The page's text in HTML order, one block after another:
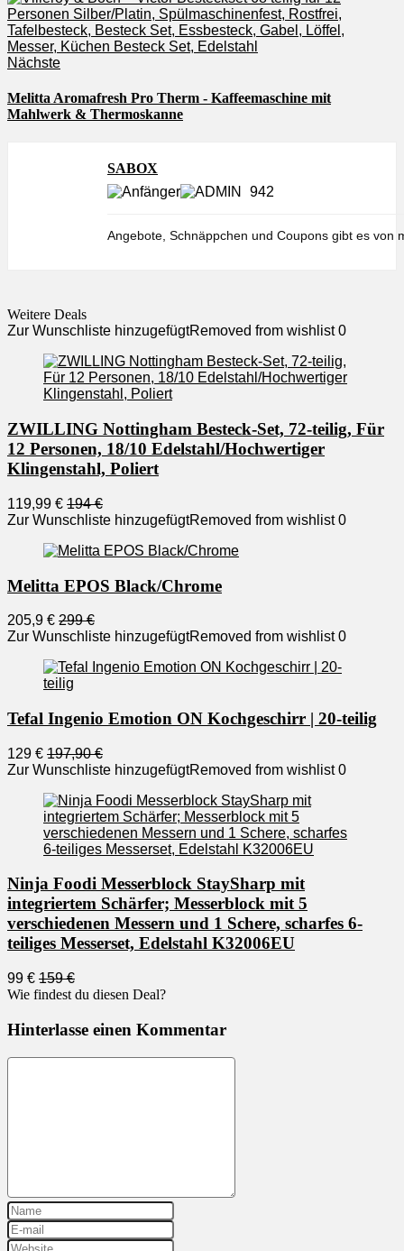
Nächste
Melitta Aromafresh Pro Therm - Kaffeemaschine mit
Mahlwerk & Thermoskanne
SABOX
942
Angebote, Schnäppchen und Coupons gibt es von
Weitere Deals
Zur Wunschliste hinzugefügtRemoved from wishlist 0
ZWILLING Nottingham Besteck-Set, 72-teilig, Für
12 Personen, 18/10 Edelstahl/Hochwertiger
Klingenstahl, Poliert
119,99 € 194 €
Zur Wunschliste hinzugefügtRemoved from wishlist 0
Melitta EPOS Black/Chrome
205,9 € 299 €
Zur Wunschliste hinzugefügtRemoved from wishlist 0
Tefal Ingenio Emotion ON Kochgeschirr | 20-teilig
129 € 197,90 €
Zur Wunschliste hinzugefügtRemoved from wishlist 0
Ninja Foodi Messerblock StaySharp mit
integriertem Schärfer; Messerblock mit 5
verschiedenen Messern und 1 Schere, scharfes 6-
teiliges Messerset, Edelstahl K32006EU
99 € 159 €
Wie findest du diesen Deal?
Hinterlasse einen Kommentar